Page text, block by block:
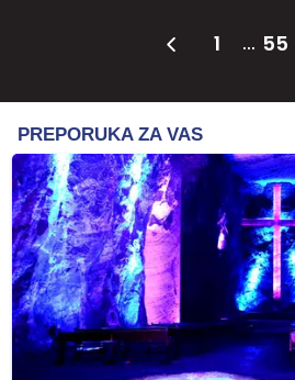
1 ... 55